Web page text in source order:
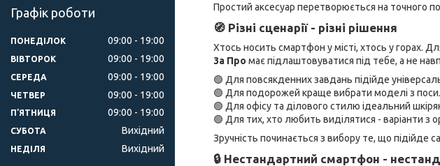
Простий аксесуар перетворюється на точного
🧭 Різні сценарії - різні рішення
Хтось носить смартфон у місті, хтось у горах.
3а Про має підлаштовуватися під тебе, а не
🟢 Для повсякденних завдань підійде
🟢 Для подорожей краще вибрати моделі з
🟢 Для офісу та ділового стилю ідеальний
🟢 Для тих, хто любить виділятися - варіанти з
Зручність починається з вибору те, що підійде
🔒 Нестандартний смартфон -
Графік роботи
ПОНЕДІЛОК 09:00 19:00
ВІВТОРОК 09:00 19:00
СЕРЕДА 09:00 19:00
ЧЕТВЕР 09:00 19:00
ПʼЯТНИЦЯ 09:00 19:00
СУБОТА Вихідний
НЕДІЛЯ Вихідний